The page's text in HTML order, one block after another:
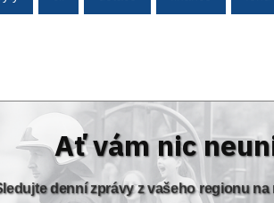
Ať vám nic
denní zprávy z vašeho regionu